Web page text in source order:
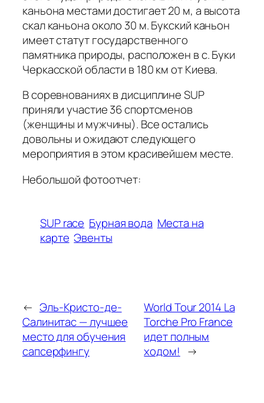
каньона местами достигает 20 м, а высота
скал каньона около 30 м. Букский каньон
имеет статут государственного
памятника природы, расположен в с. Буки
Черкасской области в 180 км от Киева.
В соревнованиях в дисциплине SUP
приняли участие 36 спортсменов
(женщины и мужчины). Все остались
довольны и ожидают следующего
мероприятия в этом красивейшем месте.
Небольшой фотоотчет:
SUP race Бурная вода Места на
карте Эвенты
← Эль-Кристо-де-
Салинитас — лучшее
место для обучения
сапсерфингу
World Tour 2014 La
Torche Pro France
идет полным
ходом! →